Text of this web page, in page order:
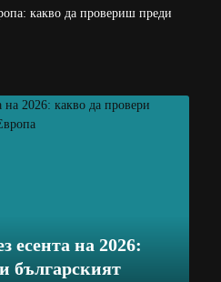
какво да провериш преди
есента на 2026:
българският